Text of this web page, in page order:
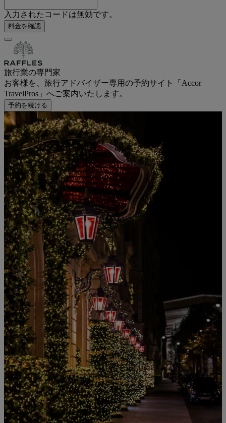
入力されたコードは無効です。
料金を確認
旅行業の専門家
お客様を、旅行アドバイザー専用の予約サイト「Accor
TravelPros」へご案内いたします。
予約を続ける